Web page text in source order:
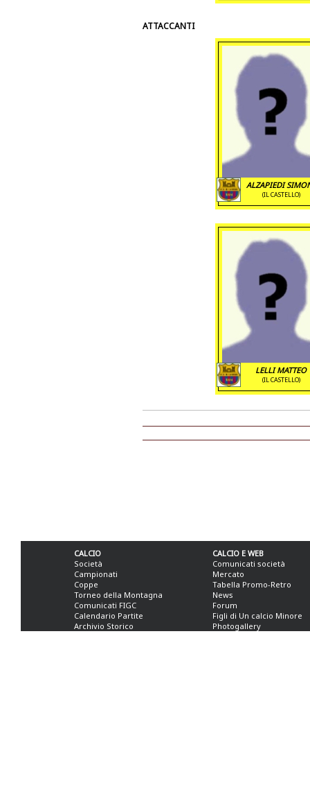
ATTACCANTI
ALZAPIEDI
(IL CASTELLO)
LELLI MATTEO
(IL CASTELLO)
CALCIO
Società
Campionati
Coppe
Torneo della Montagna
Comunicati FIGC
Calendario Partite
Archivio Storico
CALCIO E WEB
Comunicati società
Mercato
Tabella Promo-Retro
News
Forum
Figli di Un calcio Minore
Photogallery